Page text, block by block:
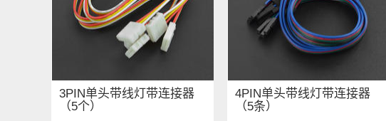
3PIN单头带线灯带连接器
（5个）
4PIN单头带线灯带连接器
（5条）